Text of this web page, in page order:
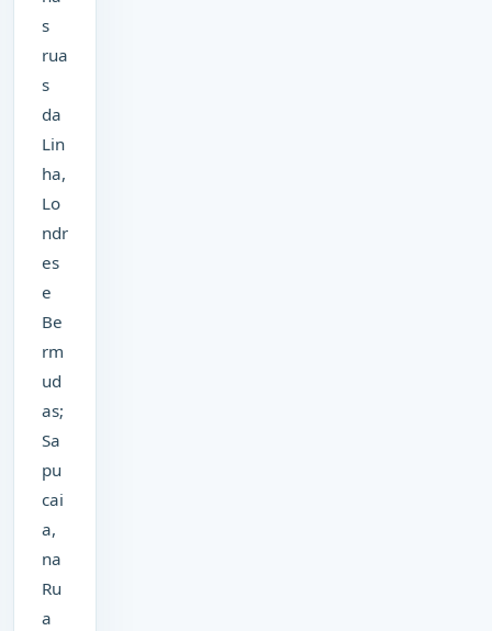
s
rua
s
da
Lin
ha,
Lo
ndr
es
e
Be
rm
ud
as;
Sa
pu
cai
a,
na
Ru
a